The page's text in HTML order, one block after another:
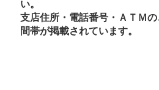
い。
支店住所・電話番号・ＡＴＭ
間帯が掲載されています。